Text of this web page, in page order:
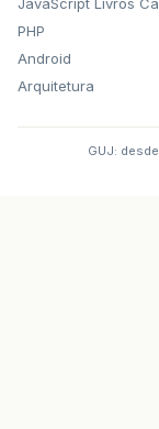
PHP
Android
Arquitetura
GUJ: